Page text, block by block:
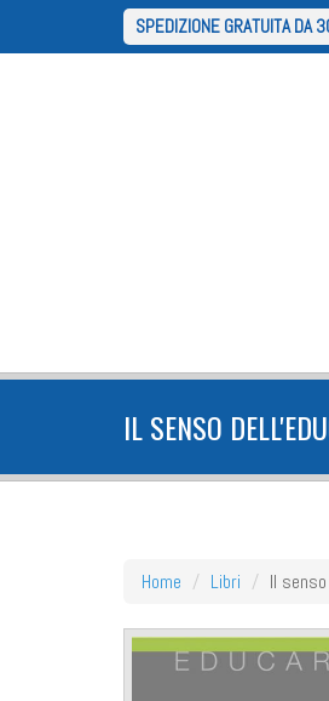
SPEDIZIONE GRATUITA DA
IL SENSO
Home Libri Il